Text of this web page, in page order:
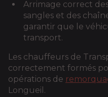
Arrimage correct
sangles et des
garantir que le
transport.
Les chauffeurs de
correctement formés
opérations de
Longueil.